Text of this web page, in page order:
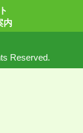
内
Reserved.